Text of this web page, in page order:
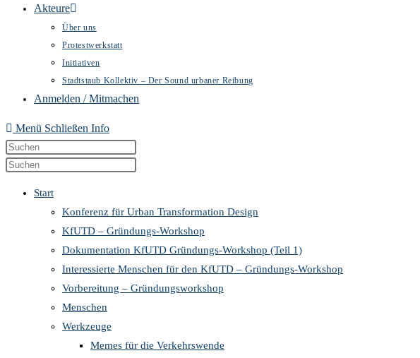
Akteure
Über uns
Protestwerkstatt
Initiativen
Stadtstaub Kollektiv – Der Sound urbaner Reibung
Anmelden / Mitmachen
Menü Schließen Info
Diese
Website
the
search
panel.
close
the
search
panel.
Start
Konferenz für Urban Transformation Design
KfUTD – Gründungs-Workshop
Dokumentation KfUTD Gründungs-Workshop (Teil 1)
Interessierte Menschen für den KfUTD – Gründungs-Workshop
Vorbereitung – Gründungsworkshop
Menschen
Werkzeuge
Memes für die Verkehrswende